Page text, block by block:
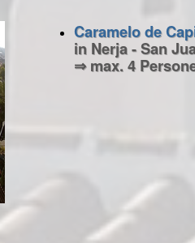
Caramelo de
in Nerja - San
⇒ max. 4